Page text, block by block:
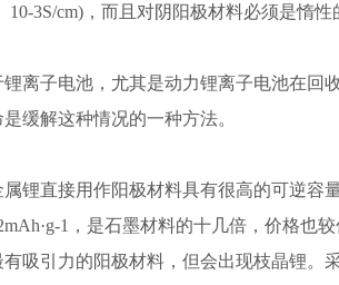
10-3S/cm)，而且对阴阳极材料必须是惰
锂离子电池，尤其是动力锂离子电池在回
缓解这种情况的一种方法。
属锂直接用作阳极材料具有很高的可逆容
1，是石墨材料的十几倍，价格也
有吸引力的阳极材料，但会出现枝晶锂。